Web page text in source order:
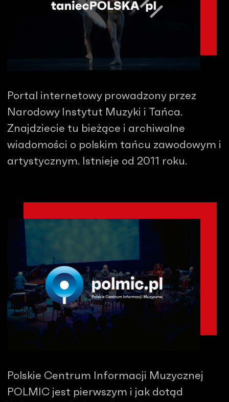
Portal internetowy prowadzony przez
Narodowy Instytut Muzyki i Tańca.
Znajdziecie tu bieżące i archiwalne
wiadomości o polskim tańcu zawodowym i
artystycznym. Istnieje od 2011 roku.
Polskie Centrum Informacji Muzycznej
POLMIC jest pierwszym i jak dotąd